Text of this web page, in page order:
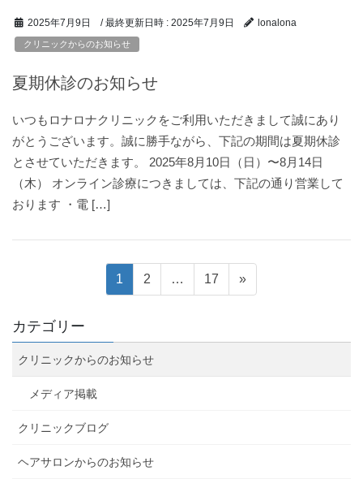
2025年7月9日 / 最終更新日時 : 2025年7月9日 lonalona
クリニックからのお知らせ
夏期休診のお知らせ
いつもロナロナクリニックをご利用いただきまして誠にあり
がとうございます。誠に勝手ながら、下記の期間は夏期休診
とさせていただきます。 2025年8月10日（日）〜8月14日
（木） オンライン診療につきましては、下記の通り営業して
おります ・電 […]
稿
ナ
ビ
ゲ
ー
固
定
ー
ジ
1
固
定
ー
ジ
2 …
固
定
ー
17 »
カテゴリー
クリニックからのお知らせ
メディア掲載
クリニックブログ
ヘアサロンからのお知らせ